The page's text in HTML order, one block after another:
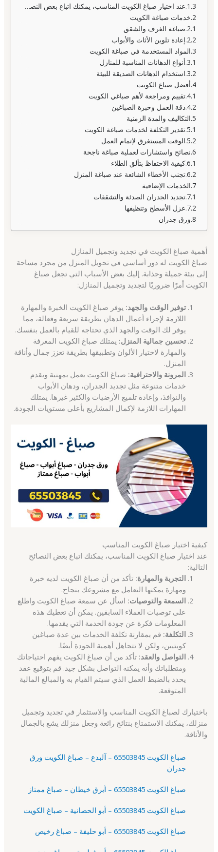
عند اختيار صباغ الكويت المناسب، يمكنك اتباع بعض النصائح التالية:
خدمات صباغة الكويت
صباغة الغرف والشقق
إعادة تلوين الأثاث والأبواب
المواد المستخدمة في صباغة الكويت
أنواع الدهانات المناسبة للمنازل
استخدام الدهانات الصديقة للبيئة
أفضل صباغ الكويت
تقييم ومراجعة لأهم صباغي الكويت
دقة العمل وخبرة الصباغين
التكاليف والمدة الزمنية
تقدير التكلفة لخدمات صباغة الكويت
الوقت المستغرق لإتمام العمل
نصائح واستشارات لعملية صباغة ناجحة
كيفية الاحتفاظ بتألق الطلاء
تجنب الأخطاء الشائعة عند صباغة المنزل
الخدمات الإضافية
تجديد الجدران الصدئة والتشققات
عزل الأسطح وتنظيفها
ورق جدران
أهمية صباغ الكويت في تجديد وتجميل المنازل
صباغ الكويت له دور أساسي في تحويل المنزل من مجرد مساحة
إلى بيئة جميلة وجذابة. إليك بعض الأسباب التي تجعل صباغ
الكويت أمرًا ضروريًا لتجديد وتجميل المنازل:
توفير الوقت والجهد: يوفر صباغ الكويت الخبرة والمهارة
اللازمة لإجراء أعمال الدهان بطريقة سريعة وفعالة، مما
يوفر لك الوقت والجهد الذي تحتاجه للقيام بالعمل بنفسك.
تحسين جمالية المنزل: يمتلك صباغ الكويت المعرفة
والمهارة لاختيار الألوان وتطبيقها بطريقة تعزز جمال وأناقة
المنزل.
المرونة والاحترافية: صباغ الكويت يعمل بمهنية ويقدم
خدمات متنوعة مثل تجديد الجدران، ودهان الأبواب
والنوافذ، وإعادة تلميع الأرضيات والكثير غيرها. يمتلك
المهارات اللازمة لإكمال المشاريع بأعلى مستويات الجودة.
كيفية اختيار صباغ الكويت المناسب
عند اختيار صباغ الكويت المناسب، يمكنك اتباع بعض النصائح
التالية:
التجربة والمهارة: تأكد من أن صباغ الكويت لديه خبرة
ومهارة يمكنها التعامل مع مشروعك بنجاح.
السمعة والتوصيات: اسأل عن سمعة صباغ الكويت واطلع
على توصيات العملاء السابقين. يمكن أن تعطيك هذه
المعلومات فكرة عن جودة الخدمة التي يقدمها.
التكلفة: قم بمقارنة تكلفة الخدمات بين عدة صباغين
كويتيين، ولكن لا تتجاهل أهمية الجودة أيضًا.
التواصل والعقد: تأكد من أن صباغ الكويت يفهم احتياجاتك
ومتطلباتك وأنه يمكنه التواصل بشكل جيد. قم بتوقيع عقد
يحدد بالضبط العمل الذي سيتم القيام به والمبالغ المالية
المتوقعة.
باختيارك لصباغ الكويت المناسب والاستثمار في تجديد وتجميل
منزلك، يمكنك الاستمتاع بنتائج رائعة وجعل منزلك يشع بالجمال
والأناقة.
صباغ الكويت 65503845 – آلبدع – صباغ الكويت ورق
جدران
صباغ الكويت 65503845 – أبرق خيطان – صباغ ممتاز
صباغ الكويت 65503845 – أبو الحصانية – صباغ الكويت
صباغ الكويت 65503845 – أبو حليفة – صباغ رخيص